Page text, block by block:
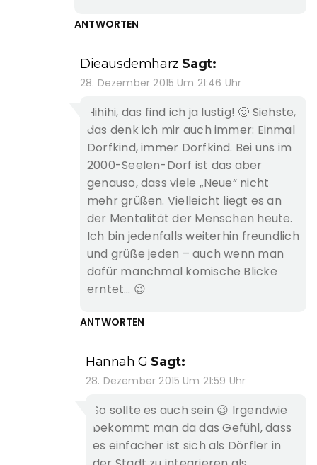
ANTWORTEN
Dieausdemharz Sagt:
28. Dezember 2015 Um 21:46 Uhr
Hihihi, das find ich ja lustig! 🙂 Siehste,
das denk ich mir auch immer: Einmal
Dorfkind, immer Dorfkind. Bei uns im
2000-Seelen-Dorf ist das aber
genauso, dass viele „Neue“ nicht
mehr grüßen. Vielleicht liegt es an
der Mentalität der Menschen heute.
Ich bin jedenfalls weiterhin freundlich
und grüße jeden – auch wenn man
dafür manchmal komische Blicke
erntet… 😉
ANTWORTEN
Hannah G Sagt:
28. Dezember 2015 Um 21:59 Uhr
So sollte es auch sein 😉 Irgendwie
bekommt man da das Gefühl, dass
es einfacher ist sich als Dörfler in